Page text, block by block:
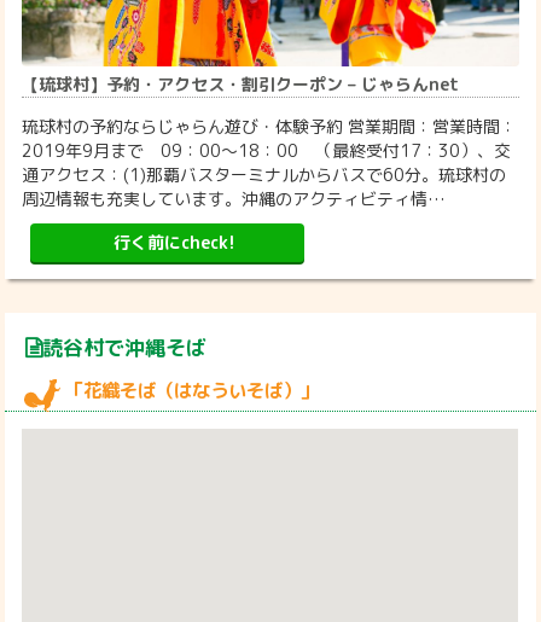
【琉球村】予約・アクセス・割引クーポン – じゃらんnet
琉球村の予約ならじゃらん遊び・体験予約 営業期間：営業時間：
2019年9月まで 09：00～18：00 （最終受付17：30）、交
通アクセス：(1)那覇バスターミナルからバスで60分。琉球村の
周辺情報も充実しています。沖縄のアクティビティ情…
行く前にcheck!
読谷村で沖縄そば
「花織そば（はなういそば）」